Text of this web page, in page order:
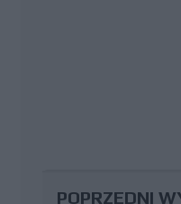
POPRZEDNI